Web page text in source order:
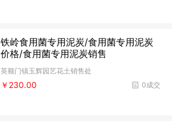
铁岭食用菌专用泥炭/食用菌专用泥炭
价格/食用菌专用泥炭销售
英额门镇玉辉园艺花土销售处
0成交
￥230.00